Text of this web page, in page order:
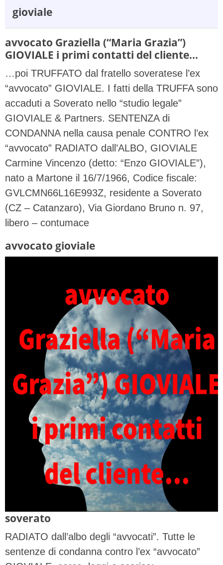
gioviale
avvocato Graziella (“Maria Grazia”)
GIOVIALE i primi contatti del cliente…
…poi TRUFFATO dal fratello soveratese l’ex
“avvocato” GIOVIALE. I fatti della TRUFFA sono
accaduti a Soverato nello “studio legale”
GIOVIALE & Partners. SENTENZA di
CONDANNA nella causa penale CONTRO l’ex
“avvocato” RADIATO dall’ALBO, GIOVIALE
Carmine Vincenzo (detto: “Enzo GIOVIALE”),
nato a Martone il 16/7/1966, Codice fiscale:
GVLCMN66L16E993Z, residente a Soverato
(CZ – Catanzaro), Via Giordano Bruno n. 97,
libero – contumace
avvocato gioviale
soverato
RADIATO dall’albo degli “avvocati”. Tutte le
sentenze di condanna contro l’ex “avvocato”